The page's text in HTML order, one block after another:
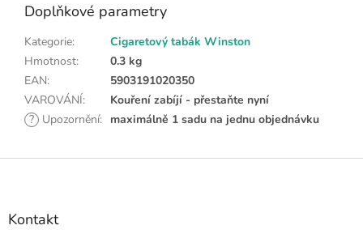
Doplňkové parametry
Kategorie:
Cigaretový tabák Winston
Hmotnost:
0.3 kg
EAN:
5903191020350
VAROVÁNÍ:
Kouření zabíjí - přestaňte nyní
? Upozornění: maximálně 1 sadu na jednu objednávku
Z
Kontakt